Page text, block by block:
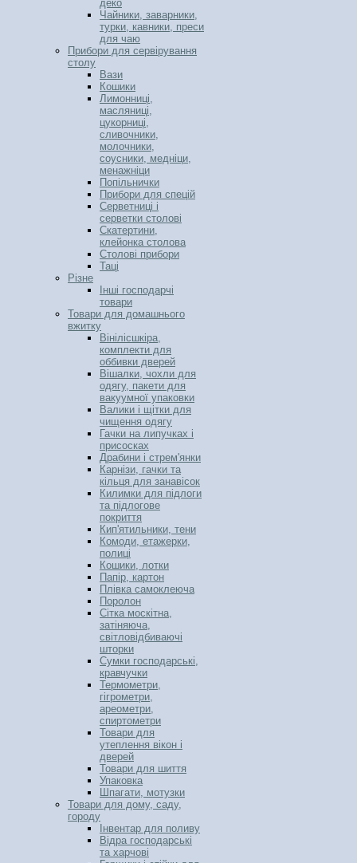
деко
Чайники, заварники,
турки, кавники, преси
для чаю
Прибори для сервірування
столу
Вази
Кошики
Лимонниці,
масляниці,
цукорниці,
сливочники,
молочники,
соусники, медніци,
менажніци
Попільнички
Прибори для спецій
Серветниці і
серветки столові
Скатертини,
клейонка столова
Столові прибори
Таці
Різне
Інші господарчі
товари
Товари для домашнього
вжитку
Вінілісшкіра,
комплекти для
оббивки дверей
Вішалки, чохли для
одягу, пакети для
вакуумної упаковки
Валики і щітки для
чищення одягу
Гачки на липучках і
присосках
Драбини і стрем'янки
Карнізи, гачки та
кільця для занавісок
Килимки для підлоги
та підлогове
покриття
Кип'ятильники, тени
Комоди, етажерки,
полиці
Кошики, лотки
Папір, картон
Плівка самоклеюча
Поролон
Сітка москітна,
затіняюча,
світловідбиваючі
шторки
Сумки господарські,
кравчучки
Термометри,
гігрометри,
ареометри,
спиртометри
Товари для
утеплення вікон і
дверей
Товари для шиття
Упаковка
Шпагати, мотузки
Товари для дому, саду,
городу
Інвентар для поливу
Відра господарські
та харчові